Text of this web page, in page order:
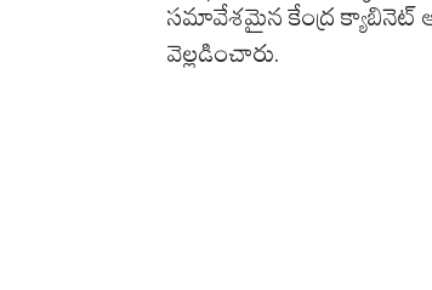
సమావేశమైన కేంద్ర క్యాబినెట్‌
వెల్లడించారు.